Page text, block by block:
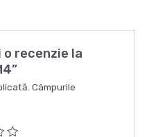
recenzie la
Câmpurile